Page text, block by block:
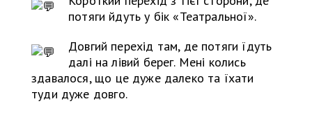
потяги йдуть у бік «Театральної».
Довгий перехід там, де потяги їдуть
далі на лівий берег. Мені колись
здавалося, що це дуже далеко та їхати
туди дуже довго.